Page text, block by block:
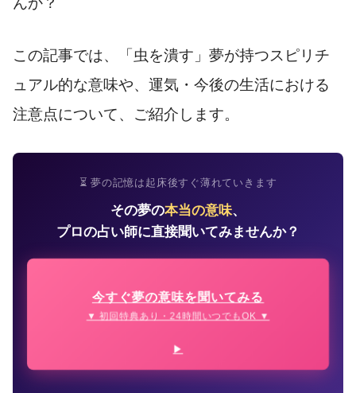
この記事では、「虫を潰す」夢が持つスピリチ
ュアル的な意味や、運気・今後の生活における
注意点について、ご紹介します。
⏳ 夢の記憶は起床後すぐ薄れていきます
その夢の本当の意味、
プロの占い師に直接聞いてみませんか？
今すぐ夢の意味を聞いてみる
▼ 初回特典あり・24時間いつでもOK ▼